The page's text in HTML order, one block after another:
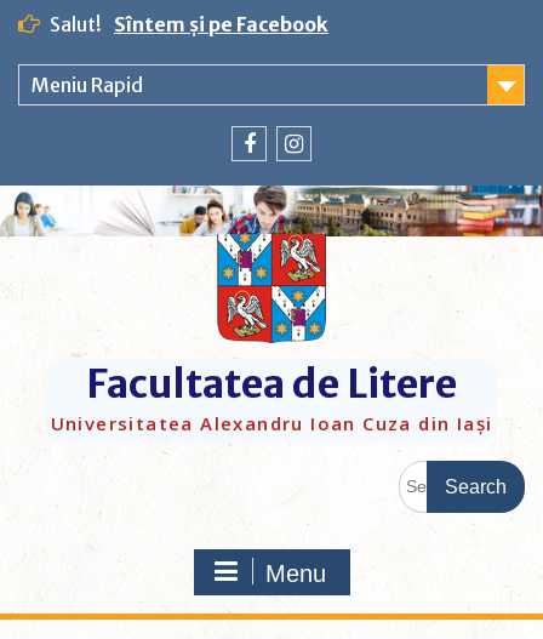
Salut! Sîntem și pe Facebook
Meniu Rapid
Facultatea de Litere
Universitatea Alexandru Ioan Cuza din Iași
Menu